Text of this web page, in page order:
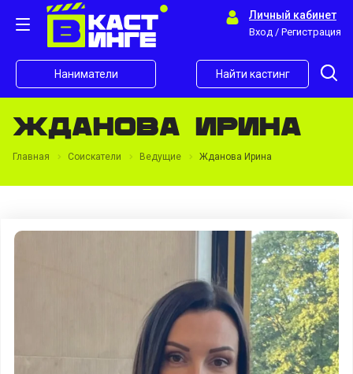
Личный кабинет
Вход / Регистрация
Наниматели Найти кастинг
Жданова Ирина
Главная Соискатели Ведущие Жданова Ирина